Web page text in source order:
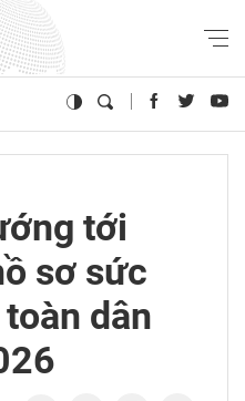
tới
sơ sức
dân